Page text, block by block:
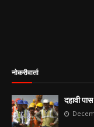
नोकरीवार्ता
दहावी